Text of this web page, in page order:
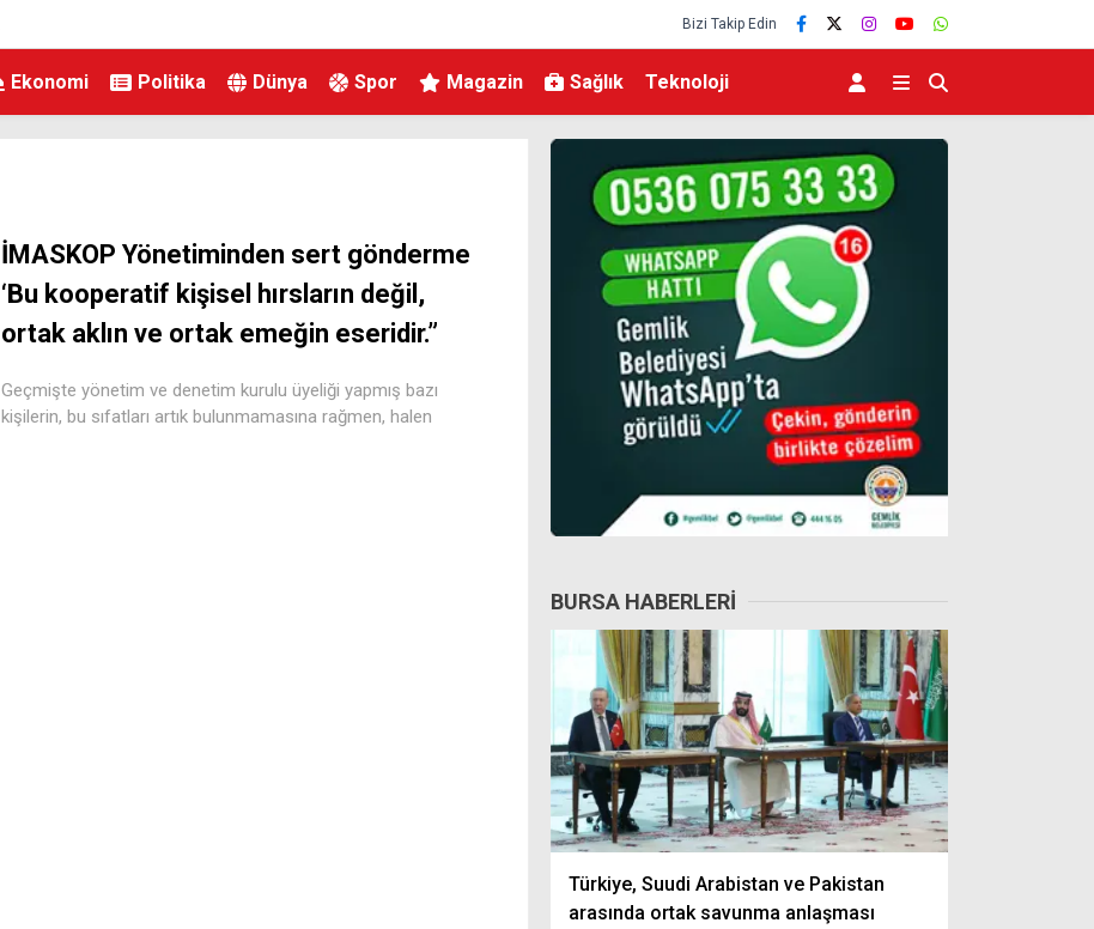
Bizi Takip Edin
Ekonomi Politika Dünya Spor Magazin Sağlık Teknoloji
İMASKOP Yönetiminden sert gönderme
‘Bu kooperatif kişisel hırsların değil,
ortak aklın ve ortak emeğin eseridir.”
Geçmişte yönetim ve denetim kurulu üyeliği yapmış bazı
kişilerin, bu sıfatları artık bulunmamasına rağmen, halen
BURSA HABERLERI
Türkiye, Suudi Arabistan ve Pakistan
arasında ortak savunma anlaşması